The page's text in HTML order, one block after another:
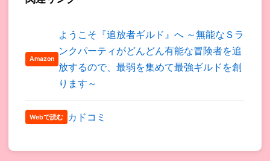
Amazon
ようこそ『追放者ギルド』へ ～無能なＳラ
ンクパーティがどんどん有能な冒険者を追
放するので、最弱を集めて最強ギルドを創
ります～
Webで読む カドコミ